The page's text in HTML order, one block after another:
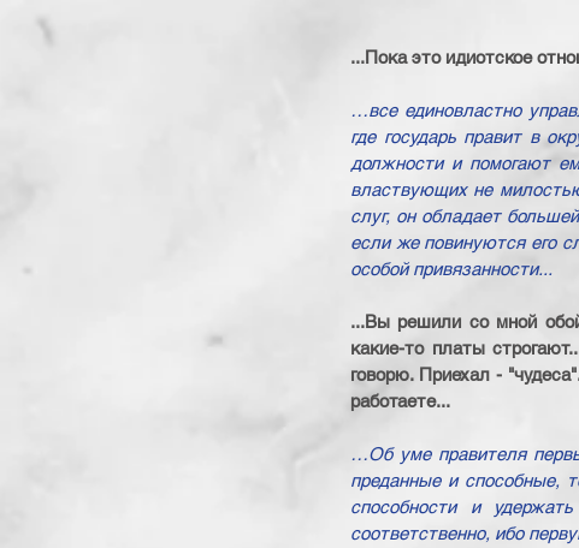
...Пока это идиотское
…все единовластно
где государь правит в
должности и помогают
властвующих не
слуг, он обладает
если же повинуются его
особой привязанности...
...Вы решили со мной
какие-то платы
говорю. Приехал -
работаете...
…Об уме правителя
преданные и способные,
способности и
соответственно, ибо